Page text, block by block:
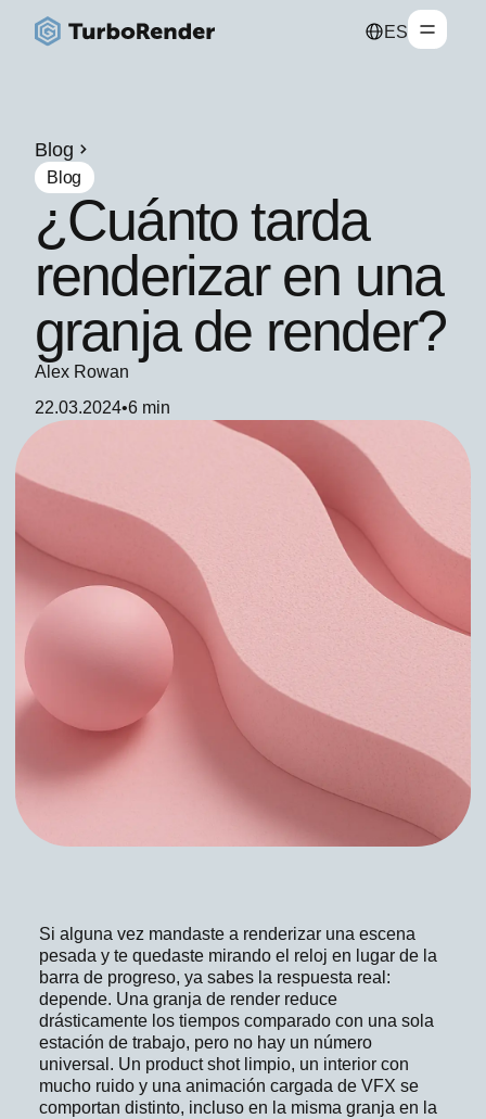
ES
Blog
Blog
¿Cuánto tarda
renderizar en una
granja de render?
Alex Rowan
22.03.2024•6 min
Si alguna vez mandaste a renderizar una escena
pesada y te quedaste mirando el reloj en lugar de la
barra de progreso, ya sabes la respuesta real:
depende. Una granja de render reduce
drásticamente los tiempos comparado con una sola
estación de trabajo, pero no hay un número
universal. Un product shot limpio, un interior con
mucho ruido y una animación cargada de VFX se
comportan distinto, incluso en la misma granja en la